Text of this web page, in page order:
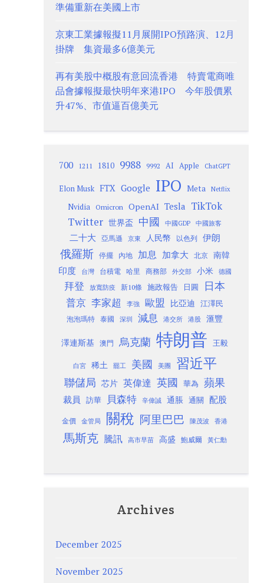
準備重新在美國上市
京東工業據報擬11月展開IPO預路演、12月
掛牌 集資最多6億美元
再有美股中概股有意回流香港 特賣電商唯
品會據報擬最快明年來港IPO 今年股價累
升47%、市值逼百億美元
700 1211 1810 9988 9992 AI Apple ChatGPT
Elon Musk FTX Google IPO Meta Netflix
Nvidia Omicron OpenAI Tesla TikTok
Twitter 世界盃 中國 中國GDP 中國旅客
二十大 亞馬遜 京東 人民幣 以色列 伊朗
俄羅斯 停擺 內地 加息 加拿大 北京
南韓
印度
台灣 台積電 哈里 商務部 外交部 小米 德國
拜登 放寬防疫 新10條 施政報告 日圓 日本
普京 李家超 李強 歐盟 比亞迪 江澤民
泡泡瑪特 泰國 深圳 減息 港交所 港股 滙豐
澤連斯基 澳門 烏克蘭 特朗普 王毅
白宮 稀土 罷工 美國 美團 習近平
聯儲局 芯片 英偉達 英國 華為 蘋果
裁員 訪華 貝森特 辛偉誠 通脹 通關 配股
金價 金管局 關稅 阿里巴巴 陳茂波 香港
馬斯克 騰訊 高市早苗 高盛 鮑威爾 黃仁勳
Archives
December 2025
November 2025